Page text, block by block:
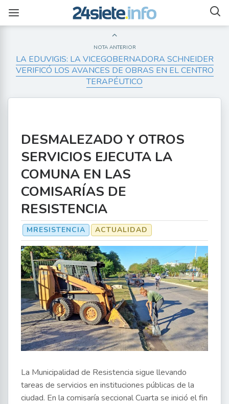
NOTA ANTERIOR
LA EDUVIGIS: LA VICEGOBERNADORA SCHNEIDER
VERIFICÓ LOS AVANCES DE OBRAS EN EL CENTRO
TERAPÉUTICO
DESMALEZADO Y OTROS
SERVICIOS EJECUTA LA
COMUNA EN LAS
COMISARÍAS DE
RESISTENCIA
MRESISTENCIA ACTUALIDAD
La Municipalidad de Resistencia sigue llevando
tareas de servicios en instituciones públicas de la
ciudad. En la comisaría seccional Cuarta se inició el fin